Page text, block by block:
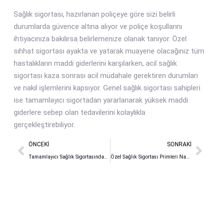
Sağlık sigortası, hazırlanan poliçeye göre sizi belirli
durumlarda güvence altına alıyor ve poliçe koşullarını
ihtiyacınıza bakılırsa belirlemenize olanak tanıyor. Özel
sıhhat sigortası ayakta ve yatarak muayene olacağınız tüm
hastalıkların maddi giderlerini karşılarken, acil sağlık
sigortası kaza sonrası acil müdahale gerektiren durumları
ve nakil işlemlerini kapsıyor. Genel sağlık sigortası sahipleri
ise tamamlayıcı sigortadan yararlanarak yüksek maddi
giderlere sebep olan tedavilerini kolaylıkla
gerçekleştirebiliyor.
ÖNCEKI
Tamamlayıcı Sağlık Sigortasından Kimler Faydalanabilir?
SONRAKI
Özel Sağlık Sigortası Primleri Nasıl Belirlenir?